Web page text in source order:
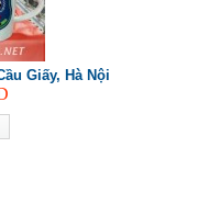
Giấy, Hà Nội